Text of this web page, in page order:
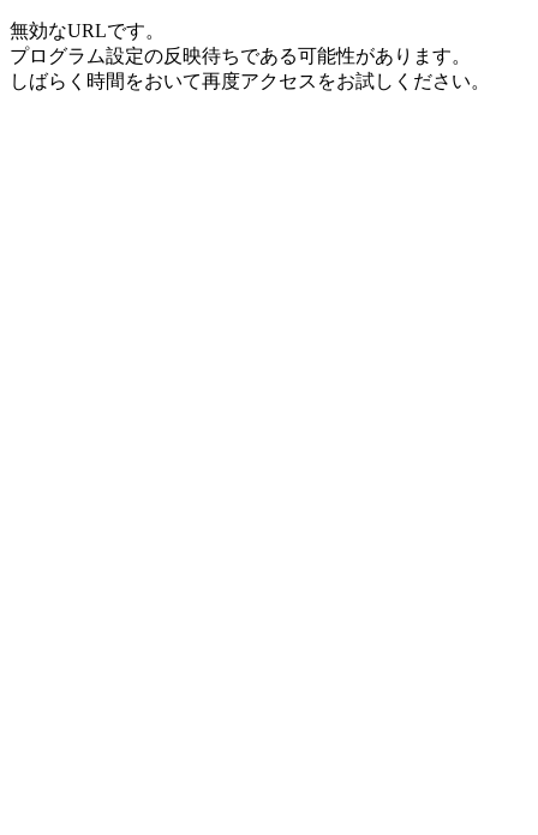
無効なURLです。
プログラム設定の反映待ちである可能性があります。
しばらく時間をおいて再度アクセスをお試しください。